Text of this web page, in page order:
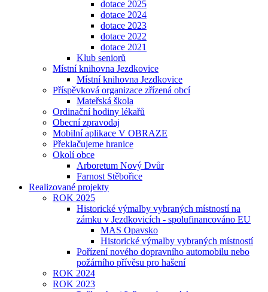
dotace 2025
dotace 2024
dotace 2023
dotace 2022
dotace 2021
Klub seniorů
Místní knihovna Jezdkovice
Místní knihovna Jezdkovice
Příspěvková organizace zřízená obcí
Mateřská škola
Ordinační hodiny lékařů
Obecní zpravodaj
Mobilní aplikace V OBRAZE
Překlačujeme hranice
Okolí obce
Arboretum Nový Dvůr
Farnost Stěbořice
Realizované projekty
ROK 2025
Historické výmalby vybraných místností na
zámku v Jezdkovicích - spolufinancováno EU
MAS Opavsko
Historické výmalby vybraných místností
Pořízení nového dopravního automobilu nebo
požárního přívěsu pro hašení
ROK 2024
ROK 2023